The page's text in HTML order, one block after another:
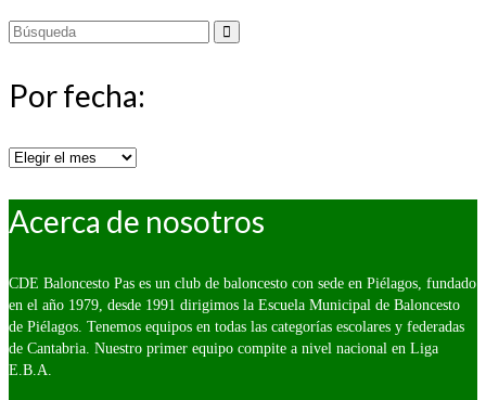
Buscar
Por fecha:
Por
Acerca de nosotros
CDE Baloncesto Pas es un club de baloncesto con sede en Piélagos, fundado
en el año 1979, desde 1991 dirigimos la Escuela Municipal de Baloncesto
de Piélagos. Tenemos equipos en todas las categorías escolares y federadas
de Cantabria. Nuestro primer equipo compite a nivel nacional en Liga
E.B.A.